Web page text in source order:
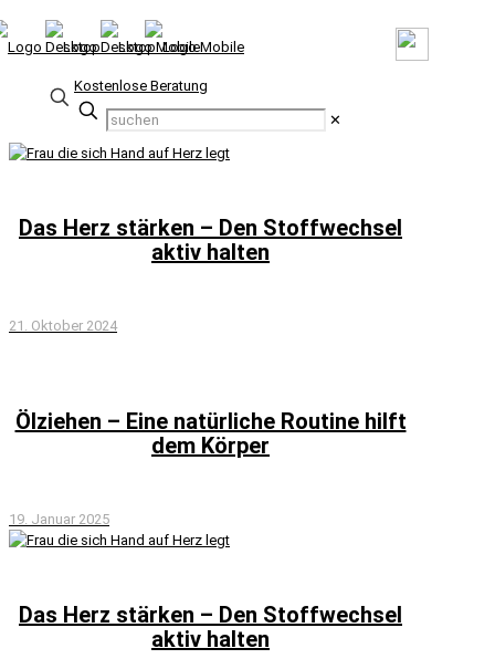
Kostenlose Beratung
✕
Das Herz stärken – Den Stoffwechsel
aktiv halten
21. Oktober 2024
Ölziehen – Eine natürliche Routine hilft
dem Körper
19. Januar 2025
Das Herz stärken – Den Stoffwechsel
aktiv halten